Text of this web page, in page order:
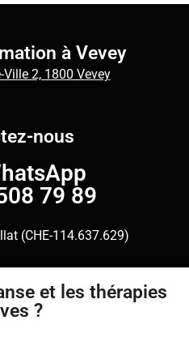
à Vevey
Ville 2, 1800 Vevey
nous
79 89
(CHE-114.637.629)
à Genève
17, 1203 Genève
et les thérapies
?